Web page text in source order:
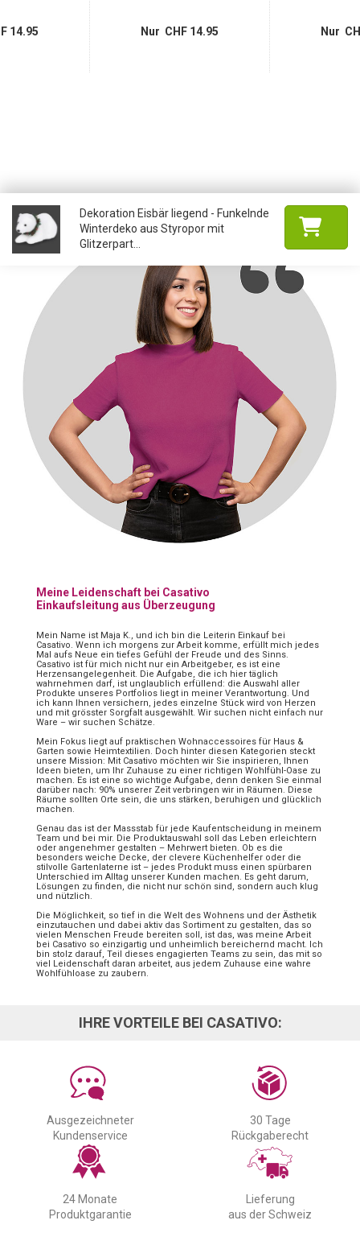
14.95 Nur CHF 14.95 Nur
Dekoration Eisbär liegend - Funkelnde
Winterdeko aus Styropor mit
Glitzerpart...
Meine Leidenschaft bei Casativo
Einkaufsleitung aus Überzeugung
Mein Name ist Maja K., und ich bin die Leiterin Einkauf bei
Casativo. Wenn ich morgens zur Arbeit komme, erfüllt mich jedes
Mal aufs Neue ein tiefes Gefühl der Freude und des Sinns.
Casativo ist für mich nicht nur ein Arbeitgeber, es ist eine
Herzensangelegenheit. Die Aufgabe, die ich hier täglich
wahrnehmen darf, ist unglaublich erfüllend: die Auswahl aller
Produkte unseres Portfolios liegt in meiner Verantwortung. Und
ich kann Ihnen versichern, jedes einzelne Stück wird von Herzen
und mit grösster Sorgfalt ausgewählt. Wir suchen nicht einfach nur
Ware – wir suchen Schätze.
Mein Fokus liegt auf praktischen Wohnaccessoires für Haus &
Garten sowie Heimtextilien. Doch hinter diesen Kategorien steckt
unsere Mission: Mit Casativo möchten wir Sie inspirieren, Ihnen
Ideen bieten, um Ihr Zuhause zu einer richtigen Wohlfühl-Oase zu
machen. Es ist eine so wichtige Aufgabe, denn denken Sie einmal
darüber nach: 90% unserer Zeit verbringen wir in Räumen. Diese
Räume sollten Orte sein, die uns stärken, beruhigen und glücklich
machen.
Genau das ist der Massstab für jede Kaufentscheidung in meinem
Team und bei mir. Die Produktauswahl soll das Leben erleichtern
oder angenehmer gestalten – Mehrwert bieten. Ob es die
besonders weiche Decke, der clevere Küchenhelfer oder die
stilvolle Gartenlaterne ist – jedes Produkt muss einen spürbaren
Unterschied im Alltag unserer Kunden machen. Es geht darum,
Lösungen zu finden, die nicht nur schön sind, sondern auch klug
und nützlich.
Die Möglichkeit, so tief in die Welt des Wohnens und der Ästhetik
einzutauchen und dabei aktiv das Sortiment zu gestalten, das so
vielen Menschen Freude bereiten soll, ist das, was meine Arbeit
bei Casativo so einzigartig und unheimlich bereichernd macht. Ich
bin stolz darauf, Teil dieses engagierten Teams zu sein, das mit so
viel Leidenschaft daran arbeitet, aus jedem Zuhause eine wahre
Wohlfühloase zu zaubern.
IHRE VORTEILE BEI CASATIVO:
Ausgezeichneter
Kundenservice
30 Tage
Rückgaberecht
24 Monate
Produktgarantie
Lieferung
aus der Schweiz